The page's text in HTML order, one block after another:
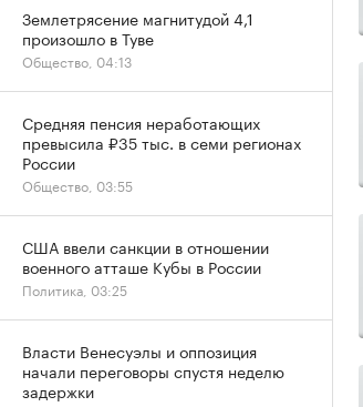
Землетрясение магнитудой 4,1
произошло в Туве
Общество, 04:13
Средняя пенсия неработающих
превысила ₽35 тыс. в семи регионах
России
Общество, 03:55
США ввели санкции в отношении
военного атташе Кубы в России
Политика, 03:25
Власти Венесуэлы и оппозиция
начали переговоры спустя неделю
задержки